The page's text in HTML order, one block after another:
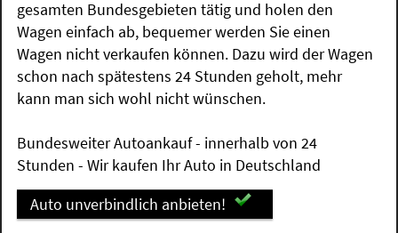
gesamten Bundesgebieten tätig und holen den
Wagen einfach ab, bequemer werden Sie einen
Wagen nicht verkaufen können. Dazu wird der Wagen
schon nach spätestens 24 Stunden geholt, mehr
kann man sich wohl nicht wünschen.
Bundesweiter Autoankauf - innerhalb von 24
Stunden - Wir kaufen Ihr Auto in Deutschland
Auto unverbindlich anbieten!